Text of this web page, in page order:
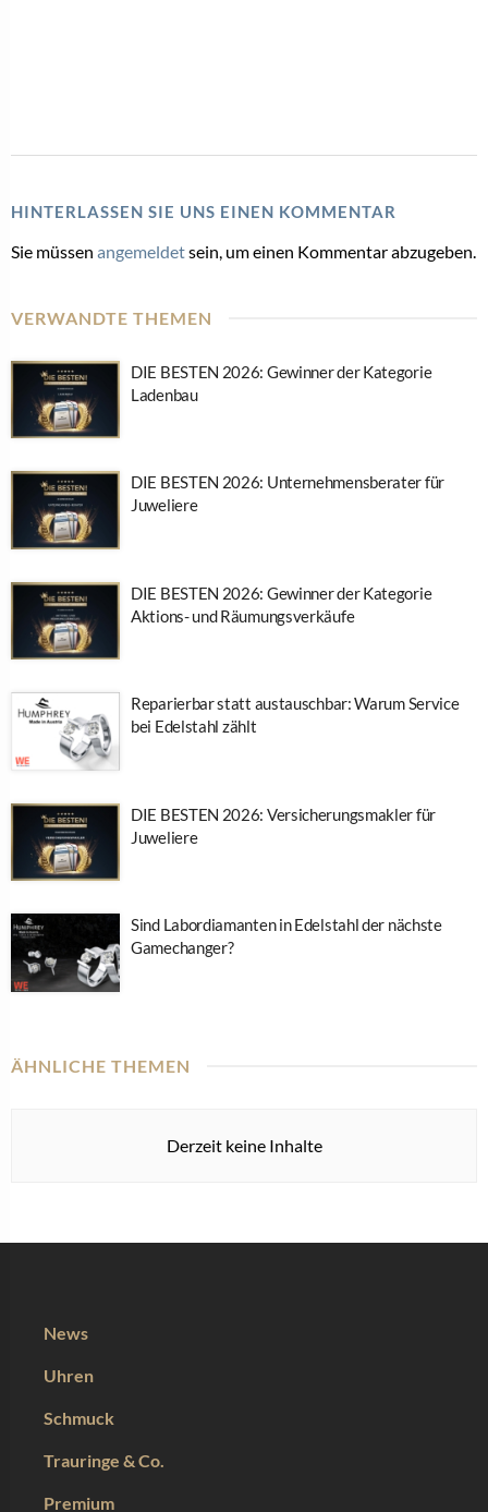
HINTERLASSEN SIE UNS EINEN KOMMENTAR
Sie müssen angemeldetsein, um einen Kommentar abzugeben.
VERWANDTE THEMEN
DIE BESTEN 2026: Gewinner der Kategorie
Ladenbau
DIE BESTEN 2026: Unternehmensberater für
Juweliere
DIE BESTEN 2026: Gewinner der Kategorie
Aktions- und Räumungsverkäufe
Reparierbar statt austauschbar: Warum Service
bei Edelstahl zählt
DIE BESTEN 2026: Versicherungsmakler für
Juweliere
Sind Labordiamanten in Edelstahl der nächste
Gamechanger?
ÄHNLICHE THEMEN
Derzeit keine Inhalte
News
Uhren
Schmuck
Trauringe & Co.
Premium